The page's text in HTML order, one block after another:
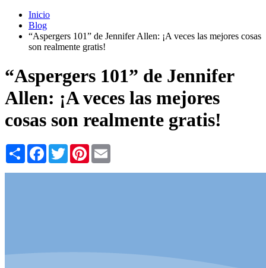
Inicio
Blog
“Aspergers 101” de Jennifer Allen: ¡A veces las mejores cosas
son realmente gratis!
“Aspergers 101” de Jennifer
Allen: ¡A veces las mejores
cosas son realmente gratis!
Share Facebook
TwitterPinterest